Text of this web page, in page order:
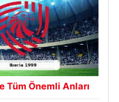
Tüm Önemli Anları